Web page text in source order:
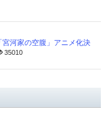
河家の空腹」アニメ化決
35010